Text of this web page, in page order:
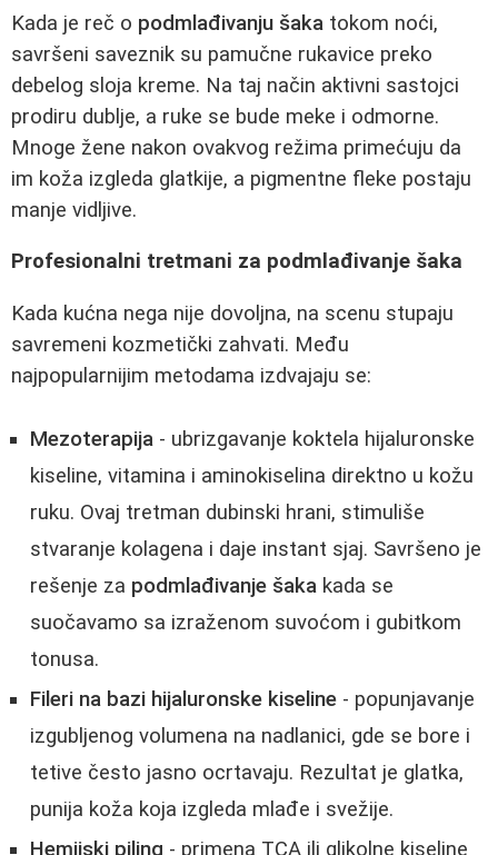
Kada je reč o podmlađivanju šaka tokom noći,
savršeni saveznik su pamučne rukavice preko
debelog sloja kreme. Na taj način aktivni sastojci
prodiru dublje, a ruke se bude meke i odmorne.
Mnoge žene nakon ovakvog režima primećuju da
im koža izgleda glatkije, a pigmentne fleke postaju
manje vidljive.
Profesionalni tretmani za podmlađivanje šaka
Kada kućna nega nije dovoljna, na scenu stupaju
savremeni kozmetički zahvati. Među
najpopularnijim metodama izdvajaju se:
Mezoterapija - ubrizgavanje koktela hijaluronske
kiseline, vitamina i aminokiselina direktno u kožu
ruku. Ovaj tretman dubinski hrani, stimuliše
stvaranje kolagena i daje instant sjaj. Savršeno je
rešenje za podmlađivanje šaka kada se
suočavamo sa izraženom suvoćom i gubitkom
tonusa.
Fileri na bazi hijaluronske kiseline - popunjavanje
izgubljenog volumena na nadlanici, gde se bore i
tetive često jasno ocrtavaju. Rezultat je glatka,
punija koža koja izgleda mlađe i svežije.
Hemijski piling - primena TCA ili glikolne kiseline